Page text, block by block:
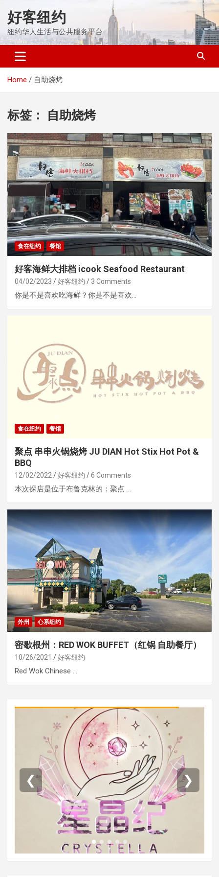
content
好客纽约
纽约华人生活与公共服务平台
Home 自助烧烤
标签： 自助烧烤
食在纽约 餐馆
好客海鲜大排档 icook Seafood Restaurant
04/02/2023 好客纽约 3 Comments
你是不是喜欢吃海鲜？你是不是喜欢…
食在纽约 餐馆
聚点 串串火锅烧烤 JU DIAN Hot Stix Hot Pot &
BBQ
12/02/2022 好客纽约 6 Comments
本次探店是位于布鲁克林的：聚点 …
外州 心系纽约
密歇根州：RED WOK BUFFET（红锅 自助餐厅）
10/26/2021 好客纽约
Red Wok Chinese …
❮ ❯